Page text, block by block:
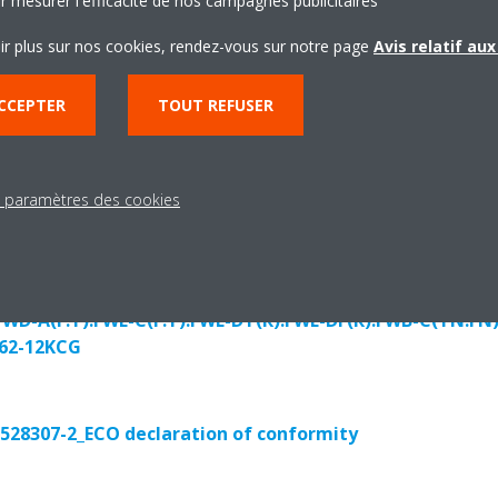
A(F.T).FWE-C(F.T).FWE-DT(R).FWE-DF(R).FWB-
A(F.T).FWE-C(F.T).FWE-DT(R).FWE-DF(R).FWB-
12KCG
2_ECO declaration of conformity
plus sur nos cookies, rendez-vous sur notre page Avis relatif
TOUT REFUSER
paramètres des cookies